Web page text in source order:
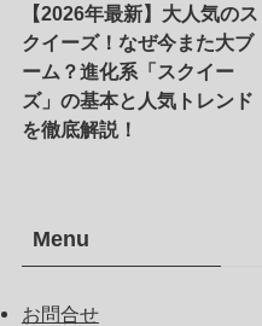
【2026年最新】大人気のス
クイーズ！なぜ今また大ブ
ーム？進化系「スクイー
ズ」の基本と人気トレンド
を徹底解説！
Menu
お問合せ